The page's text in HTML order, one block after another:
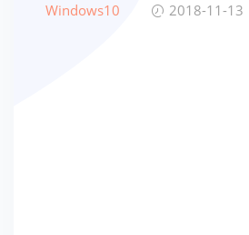
Windows10 2018-11-13